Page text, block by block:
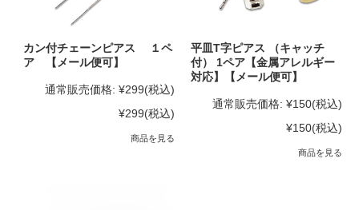
カン付チェーンピアス １ペ
ア 【メール便可】
通常販売価格: ¥299(税込)
¥299(税込)
商品を見る
平皿T字ピアス （キャッチ
付） 1ペア【金属アレルギー
対応】【メール便可】
通常販売価格: ¥150(税込)
¥150(税込)
商品を見る